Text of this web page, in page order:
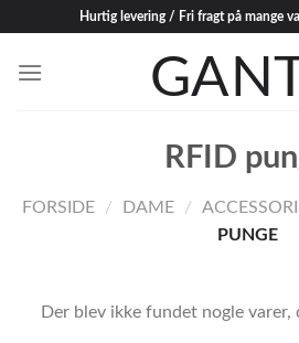
content
Hurtig levering / Fri fragt på mange
RFID
FORSIDE / DAME /
PUNGE
Der blev ikke fundet nogle varer,